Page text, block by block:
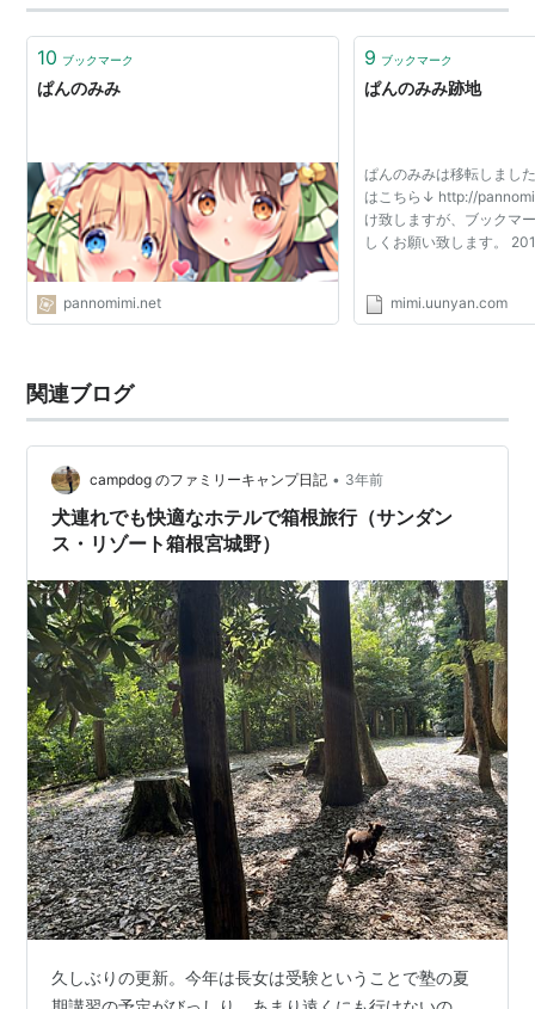
あるとの口コミでした。 食べログページ tabelog.com メ
ニュー ピザ、…
10 ブックマーク
ぱんのみみ
pannomimi.net
9 ブックマーク
ぱんのみみ跡地
ぱんのみみは移転しまし
はこちら↓ http://
け致しますが、ブックマ
しくお願い致します。
mimi.uunyan.com
関連ブログ
campdog のファミリーキャンプ日記 • 3年前
犬連れでも快適なホテルで箱根旅行（サンダン
ス・リゾート箱根宮城野）
久しぶりの更新。今年は長女は受験ということで塾の夏